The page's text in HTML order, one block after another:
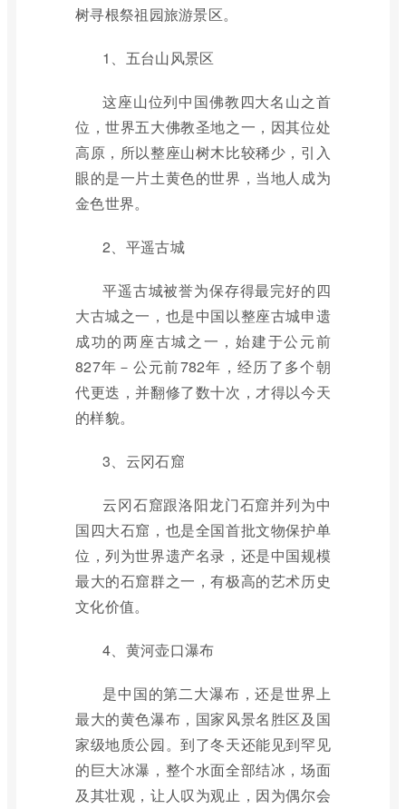
树寻根祭祖园旅游景区。
1、五台山风景区
这座山位列中国佛教四大名山之首
位，世界五大佛教圣地之一，因其位处
高原，所以整座山树木比较稀少，引入
眼的是一片土黄色的世界，当地人成为
金色世界。
2、平遥古城
平遥古城被誉为保存得最完好的四
大古城之一，也是中国以整座古城申遗
成功的两座古城之一，始建于公元前
827年－公元前782年，经历了多个朝
代更迭，并翻修了数十次，才得以今天
的样貌。
3、云冈石窟
云冈石窟跟洛阳龙门石窟并列为中
国四大石窟，也是全国首批文物保护单
位，列为世界遗产名录，还是中国规模
最大的石窟群之一，有极高的艺术历史
文化价值。
4、黄河壶口瀑布
是中国的第二大瀑布，还是世界上
最大的黄色瀑布，国家风景名胜区及国
家级地质公园。到了冬天还能见到罕见
的巨大冰瀑，整个水面全部结冰，场面
及其壮观，让人叹为观止，因为偶尔会